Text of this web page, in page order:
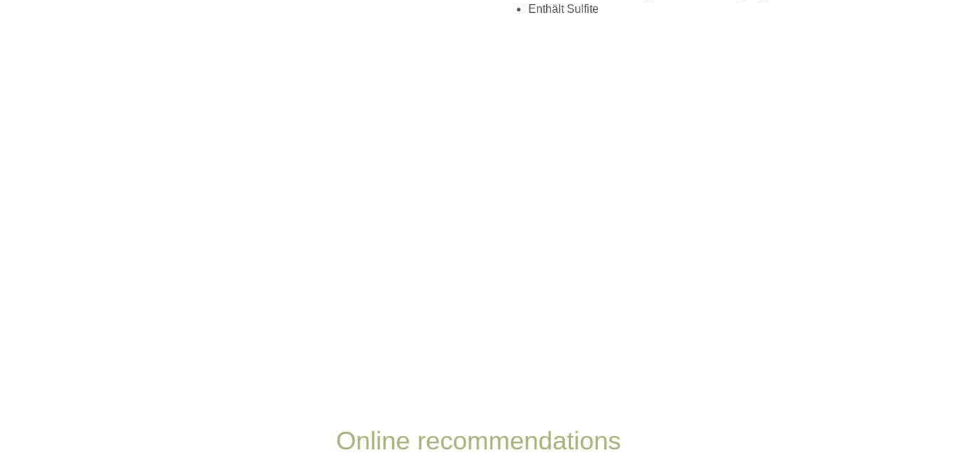
Enthält Sulfite
Online recommendations